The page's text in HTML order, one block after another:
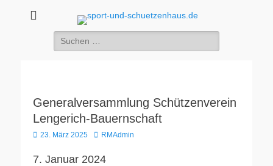
sport-und-
Sport- und Schützenhaus GbR
Suche
nach:
Generalversammlung Schützenverein
Lengerich-Bauernschaft
Veröffentlicht
23. März 2025 AutorRMAdmin
7. Januar 2024